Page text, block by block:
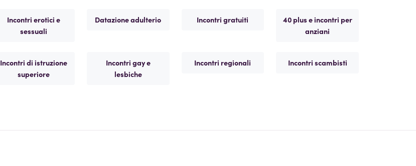
Incontri erotici e
sessuali
Datazione adulterio Incontri gratuiti
40 plus e incontri per
anziani
Incontri di istruzione
superiore
Incontri gay e
lesbiche
Incontri regionali Incontri scambisti